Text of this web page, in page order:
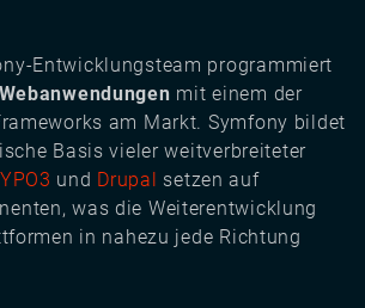
Entwicklungsteam programmiert
mit einem der
am Markt. Symfony bildet
Basis vieler weitverbreiteter
und Drupal setzen auf
was die Weiterentwicklung
in nahezu jede Richtung